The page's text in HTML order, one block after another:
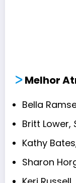
ᐳMelhor
Bella
Britt Lower,
Kathy
Sharon